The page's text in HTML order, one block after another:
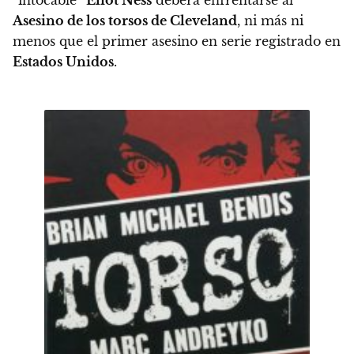
Asesino de los torsos de Cleveland, ni más ni
menos que el primer asesino en serie registrado en
Estados Unidos.